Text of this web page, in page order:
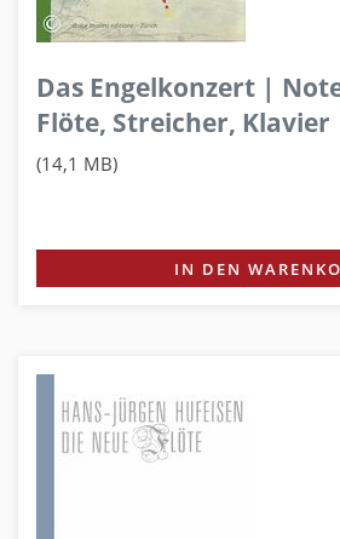
Das Engelkonzert |
Flöte, Streicher, Klavier
(14,1 MB)
IN DEN